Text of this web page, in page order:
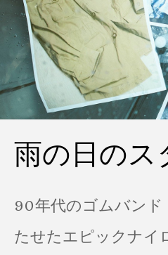
雨の日のス
90年代のゴムバンド
たせたエピックナイ